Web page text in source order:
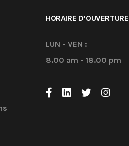
HORAIRE D’OUVERTURE
LUN - VEN :
8.00 am - 18.00 pm